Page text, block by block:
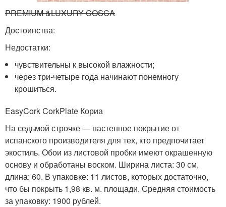
PREMIUM &LUXURY COSCA
Достоинства:
Недостатки:
чувствительны к высокой влажности;
через три-четыре года начинают понемногу
крошиться.
EasyCork CorkPlate Кориа
На седьмой строчке — настенное покрытие от
испанского производителя для тех, кто предпочитает
экостиль. Обои из листовой пробки имеют окрашенную
основу и обработаны воском. Ширина листа: 30 см,
длина: 60. В упаковке: 11 листов, которых достаточно,
что бы покрыть 1,98 кв. м. площади. Средняя стоимость
за упаковку: 1900 рублей.